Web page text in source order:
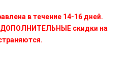
в течение 14-16 дней.
ДОПОЛНИТЕЛЬНЫЕ скидки на